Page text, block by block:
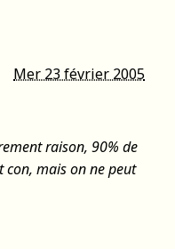
Mer 23 février 2005
raison, 90% de
mais on ne peut